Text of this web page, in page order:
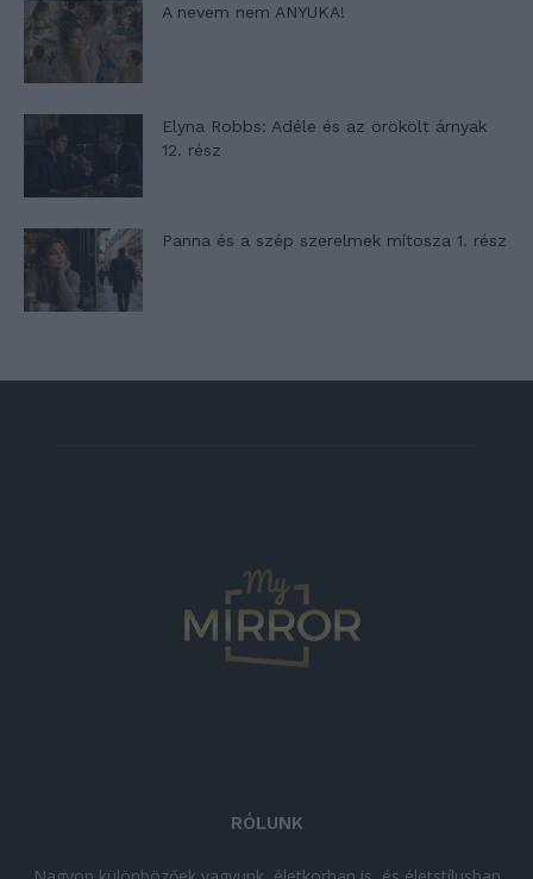
A nevem nem ANYUKA!
Elyna Robbs: Adéle és az örökölt árnyak
12. rész
Panna és a szép szerelmek mítosza 1. rész
RÓLUNK